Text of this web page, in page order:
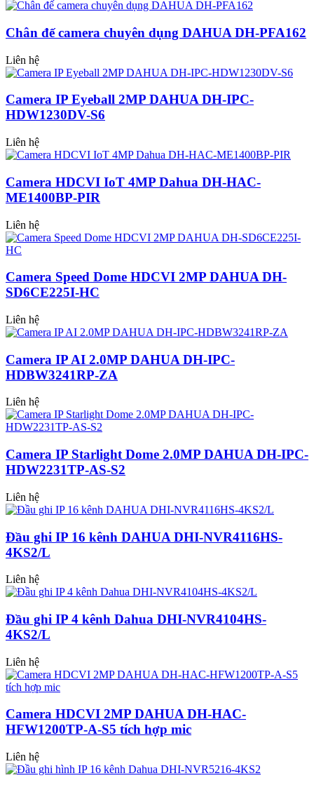
Chân đế camera chuyên dụng DAHUA DH-PFA162
Liên hệ
Camera IP Eyeball 2MP DAHUA DH-IPC-
HDW1230DV-S6
Liên hệ
Camera HDCVI IoT 4MP Dahua DH-HAC-
ME1400BP-PIR
Liên hệ
Camera Speed Dome HDCVI 2MP DAHUA DH-
SD6CE225I-HC
Liên hệ
Camera IP AI 2.0MP DAHUA DH-IPC-
HDBW3241RP-ZA
Liên hệ
Camera IP Starlight Dome 2.0MP DAHUA DH-IPC-
HDW2231TP-AS-S2
Liên hệ
Đầu ghi IP 16 kênh DAHUA DHI-NVR4116HS-
4KS2/L
Liên hệ
Đầu ghi IP 4 kênh Dahua DHI-NVR4104HS-
4KS2/L
Liên hệ
Camera HDCVI 2MP DAHUA DH-HAC-
HFW1200TP-A-S5 tích hợp mic
Liên hệ